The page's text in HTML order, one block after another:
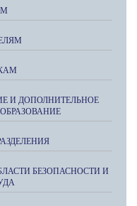
И ДОПОЛНИТЕЛЬНОЕ
БЕЗОПАСНОСТИ И